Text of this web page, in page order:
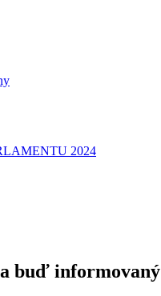
2024
buď informovaný